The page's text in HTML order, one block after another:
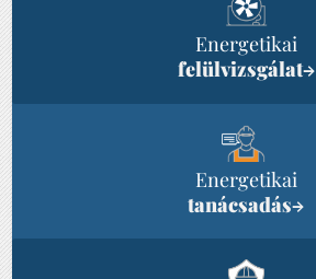
Energetikai
felülvizsgálat→
Energetikai
tanácsadás→